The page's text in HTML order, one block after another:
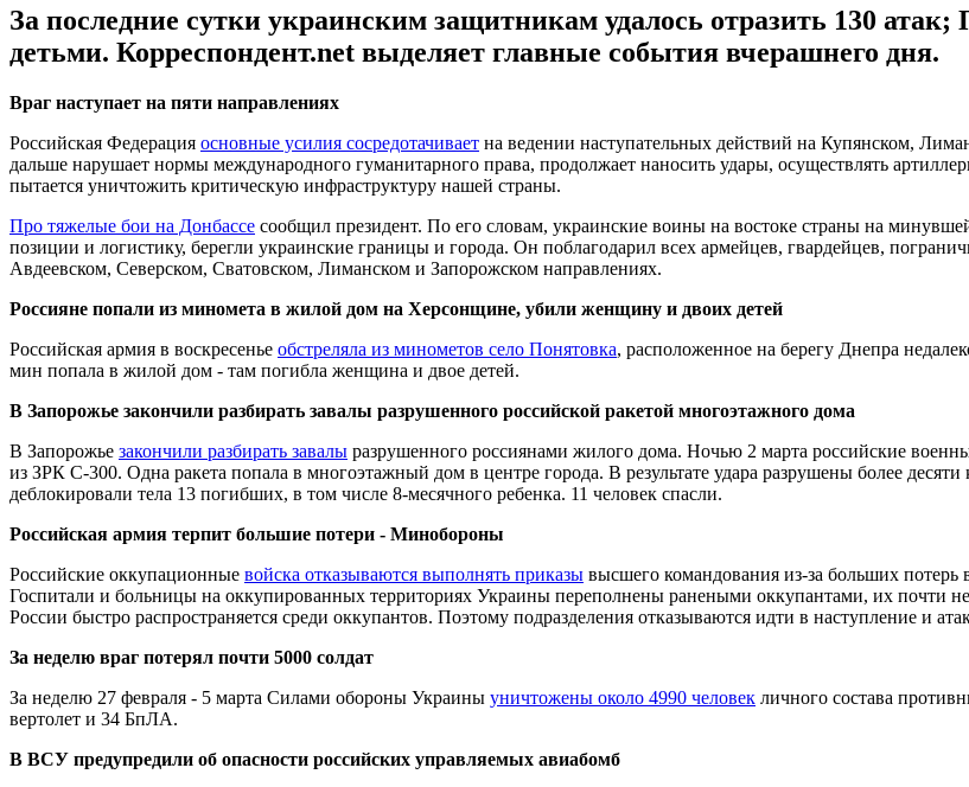
За последние сутки украинским защитникам удалось отразить 130
детьми. Корреспондент.net выделяет главные события вчерашнего дня.
Враг наступает на пяти направлениях
Российская Федерация основные усилия сосредотачивает на ведении наступательных действий на Купянском,
дальше нарушает нормы международного гуманитарного права, продолжает наносить удары, осуществлять
пытается уничтожить критическую инфраструктуру нашей страны.
Про тяжелые бои на Донбассе сообщил президент. По его словам, украинские воины на востоке страны на
позиции и логистику, берегли украинские границы и города. Он поблагодарил всех армейцев, гвардейцев,
Авдеевском, Северском, Сватовском, Лиманском и Запорожском направлениях.
Россияне попали из миномета в жилой дом на Херсонщине, убили женщину и двоих детей
Российская армия в воскресенье обстреляла из минометов село Понятовка, расположенное на берегу Днепра
мин попала в жилой дом - там погибла женщина и двое детей.
В Запорожье закончили разбирать завалы разрушенного российской ракетой многоэтажного дома
В Запорожье закончили разбирать завалы разрушенного россиянами жилого дома. Ночью 2 марта российские
из ЗРК С-300. Одна ракета попала в многоэтажный дом в центре города. В результате удара разрушены более
деблокировали тела 13 погибших, в том числе 8-месячного ребенка. 11 человек спасли.
Российская армия терпит большие потери - Минобороны
Российские оккупационные войска отказываются выполнять приказы высшего командования из-за больших
Госпитали и больницы на оккупированных территориях Украины переполнены ранеными оккупантами, их почти
России быстро распространяется среди оккупантов. Поэтому подразделения отказываются идти в наступление и
За неделю враг потерял почти 5000 солдат
За неделю 27 февраля - 5 марта Силами обороны Украины уничтожены около 4990 человек личного состава
вертолет и 34 БпЛА.
В ВСУ предупредили об опасности российских управляемых авиабомб